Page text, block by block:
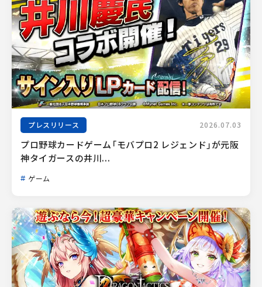
プレスリリース 2026.07.03
プロ野球カードゲーム「モバプロ2 レジェンド」が元阪
神タイガースの井川...
ゲーム